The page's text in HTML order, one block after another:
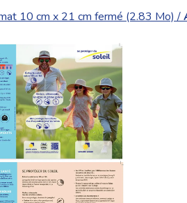
10 cm x 21 cm fermé (2.83 Mo) /